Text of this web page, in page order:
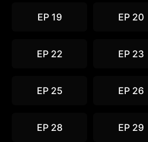
EP 19 EP 20
EP 22 EP 23
EP 25 EP 26
EP 28 EP 29